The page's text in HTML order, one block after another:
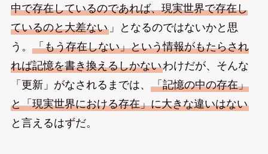
中で存在しているのであれば、現実世界で存在し
ているのと大差ない」となるのではないかと思
う。 「もう存在しない」という情報がもたらされ
れば記憶を書き換えるしかないわけだが、そんな
「更新」がなされるまでは、 「記憶の中の存在」
と「現実世界における存在」に大きな違いはない
と言えるはずだ。